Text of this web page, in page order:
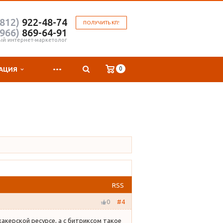
ПОЛУЧИТЬ КП!
922-48-74
869-64-91
интернет-маркетолог
... 0
RSS
#4
0
ресурсе, а с битриксом такое